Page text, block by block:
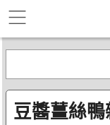
豆醬薑絲